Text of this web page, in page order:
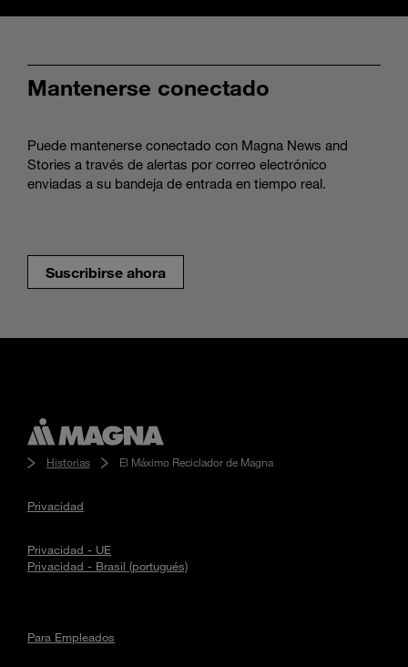
Mantenerse conectado
Puede mantenerse conectado con Magna News and
Stories a través de alertas por correo electrónico
enviadas a su bandeja de entrada en tiempo real.
Suscribirse ahora
Historias El Máximo Reciclador de Magna
Privacidad
Privacidad - UE
Privacidad - Brasil (portugués)
Para Empleados